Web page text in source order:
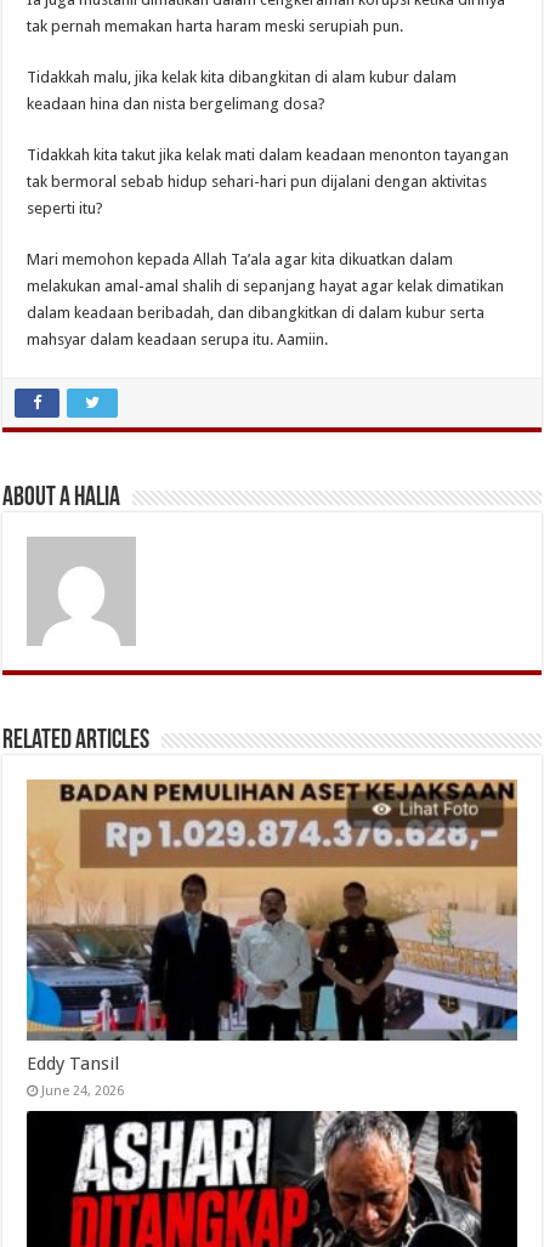
tak pernah memakan harta haram meski serupiah pun.
Tidakkah malu, jika kelak kita dibangkitan di alam kubur dalam
keadaan hina dan nista bergelimang dosa?
Tidakkah kita takut jika kelak mati dalam keadaan menonton tayangan
tak bermoral sebab hidup sehari-hari pun dijalani dengan aktivitas
seperti itu?
Mari memohon kepada Allah Ta’ala agar kita dikuatkan dalam
melakukan amal-amal shalih di sepanjang hayat agar kelak dimatikan
dalam keadaan beribadah, dan dibangkitkan di dalam kubur serta
mahsyar dalam keadaan serupa itu. Aamiin.
About A Halia
Related Articles
Eddy Tansil
June 24, 2026